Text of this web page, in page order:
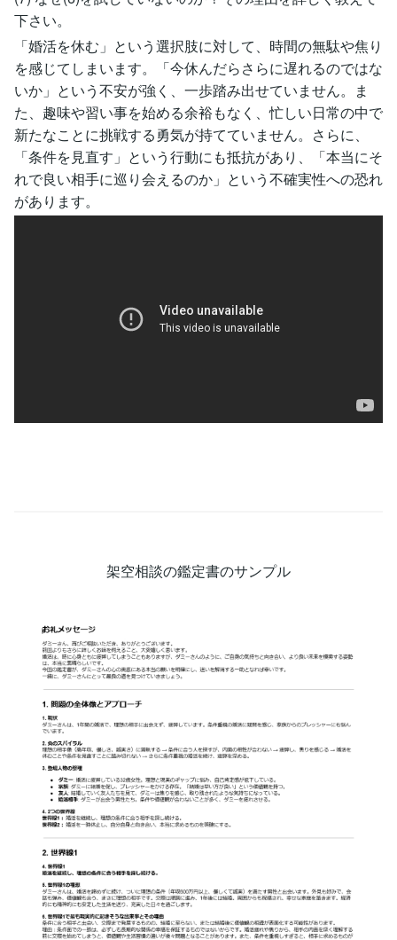
下さい。
「婚活を休む」という選択肢に対して、時間の無駄や焦り
を感じてしまいます。「今休んだらさらに遅れるのではな
いか」という不安が強く、一歩踏み出せていません。ま
た、趣味や習い事を始める余裕もなく、忙しい日常の中で
新たなことに挑戦する勇気が持てていません。さらに、
「条件を見直す」という行動にも抵抗があり、「本当にそ
れで良い相手に巡り会えるのか」という不確実性への恐れ
があります。
架空相談の鑑定書のサンプル